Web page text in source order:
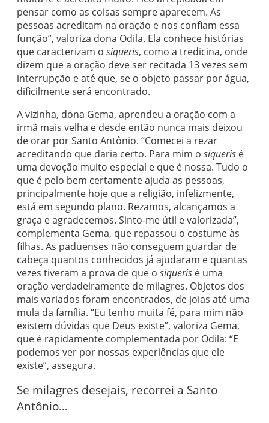
pensar como as coisas sempre aparecem. As
pessoas acreditam na oração e nos confiam essa
função”, valoriza dona Odila. Ela conhece histórias
que caracterizam o siqueris, como a tredicina, onde
dizem que a oração deve ser recitada 13 vezes sem
interrupção e até que, se o objeto passar por água,
dificilmente será encontrado.
A vizinha, dona Gema, aprendeu a oração com a
irmã mais velha e desde então nunca mais deixou
de orar por Santo Antônio. “Comecei a rezar
acreditando que daria certo. Para mim o siqueris é
uma devoção muito especial e que é nossa. Tudo o
que é pelo bem certamente ajuda as pessoas,
principalmente hoje que a religião, infelizmente,
está em segundo plano. Rezamos, alcançamos a
graça e agradecemos. Sinto-me útil e valorizada”,
complementa Gema, que repassou o costume às
filhas. As paduenses não conseguem guardar de
cabeça quantos conhecidos já ajudaram e quantas
vezes tiveram a prova de que o siqueris é uma
oração verdadeiramente de milagres. Objetos dos
mais variados foram encontrados, de joias até uma
mula da família. “Eu tenho muita fé, para mim não
existem dúvidas que Deus existe”, valoriza Gema,
que é rapidamente complementada por Odila: “E
podemos ver por nossas experiências que ele
existe”, assegura.
Se milagres desejais, recorrei a Santo
Antônio…